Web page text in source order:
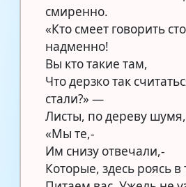
смиренно.
«Кто смеет говорить
надменно!
Вы кто такие там,
Что дерзко так
стали?» —
Листы, по дереву
«Мы те,-
Им снизу отвечали,-
Которые, здесь роясь в